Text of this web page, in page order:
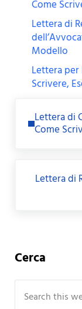
Come
Lettera di
Modello
Lettera per
Scrivere,
Lettera di
Come
Lettera di
Sidebar
Cerca
Search this